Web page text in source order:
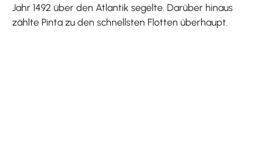
Jahr 1492 über den Atlantik segelte. Darüber hinaus
zählte Pinta zu den schnellsten Flotten überhaupt.